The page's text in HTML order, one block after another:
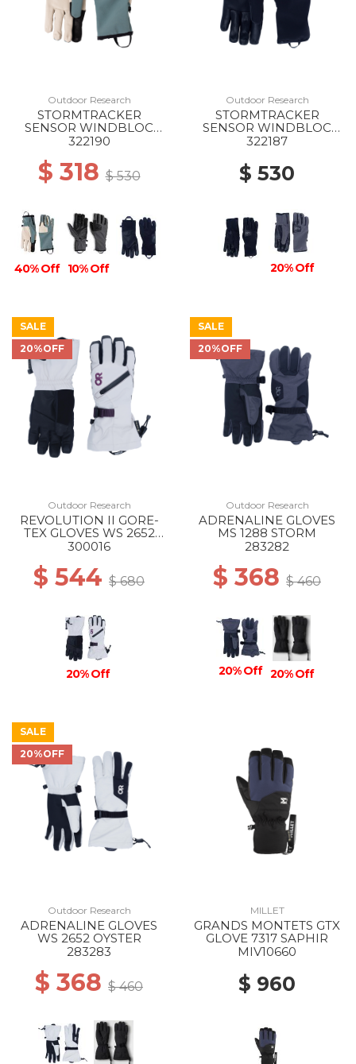
Outdoor Research
STORMTRACKER
SENSOR WINDBLOC
GLOVES WS 2798
322190
$ 318$ 530
40% Off 10% Off
Outdoor Research
STORMTRACKER
SENSOR WINDBLOC
GLOVES MS 0001 BLACK
322187
$ 530
20% Off
SALE
20%OFF
Outdoor Research
REVOLUTION II GORE-
TEX GLOVES WS 2652
OYSTER
300016
$ 544 $ 680
20% Off
SALE
20%OFF
Outdoor Research
ADRENALINE GLOVES
MS 1288 STORM
283282
$ 368 $ 460
20% Off 20% Off
SALE
20%OFF
Outdoor Research
ADRENALINE GLOVES
WS 2652 OYSTER
283283
$ 368 $ 460
MILLET
GRANDS MONTETS GTX
GLOVE 7317 SAPHIR
MIV10660
$ 960